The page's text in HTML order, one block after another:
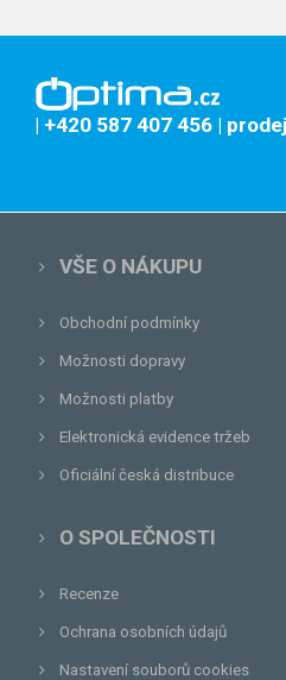
| +420 587 407 456 |
VŠE O NÁKUPU
Obchodní podmínky
Možnosti dopravy
Možnosti platby
Elektronická evidence tržeb
Oficiální česká distribuce
O SPOLEČNOSTI
Recenze
Ochrana osobních údajů
Nastavení souborů cookies